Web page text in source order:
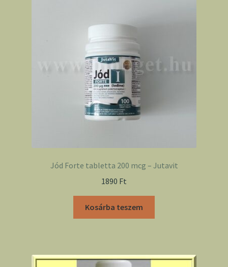
Jód Forte tabletta 200 mcg – Jutavit
1890 Ft
Kosárba teszem